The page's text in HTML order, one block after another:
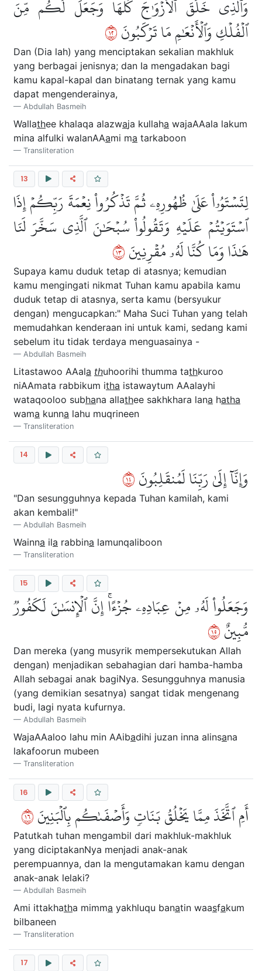
وَٱلَّذِي خَلَقَ ٱلۡأَزۡوَٰجَ كُلَّهَا وَجَعَلَ لَكُم مِّنَ
ٱلۡفُلۡكِ وَٱلۡأَنۡعَٰمِ مَا تَرۡكَبُونَ٢١
Dan (Dia lah) yang menciptakan sekalian makhluk
yang berbagai jenisnya; dan Ia mengadakan bagi
kamu kapal-kapal dan binatang ternak yang kamu
dapat mengenderainya,
Abdullah Basmeih
Wallathee khalaqa alazwaja kullaha wajaAAala lakum
mina alfulki walanAAami ma tarkaboon
Transliteration
13
لِتَسۡتَوُۥاْ عَلَىٰ ظُهُورِهِۦ ثُمَّ تَذۡكُرُواْ نِعۡمَةَ رَبِّكُمۡ إِذَا
ٱسۡتَوَيۡتُمۡ عَلَيۡهِ وَتَقُولُواْ سُبۡحَٰنَ ٱلَّذِي سَخَّرَ لَنَا
هَٰذَا وَمَا كُنَّا لَهُۥ مُقۡرِنِينَ٣١
Supaya kamu duduk tetap di atasnya; kemudian
kamu mengingati nikmat Tuhan kamu apabila kamu
duduk tetap di atasnya, serta kamu (bersyukur
dengan) mengucapkan:" Maha Suci Tuhan yang telah
memudahkan kenderaan ini untuk kami, sedang kami
sebelum itu tidak terdaya menguasainya -
Abdullah Basmeih
Litastawoo AAala thuhoorihi thumma tathkuroo
niAAmata rabbikum itha istawaytum AAalayhi
wataqooloo subhana allathee sakhkhara lana hatha
wama kunna lahu muqrineen
Transliteration
14
وَإِنَّآ إِلَىٰ رَبِّنَا لَمُنقَلِبُونَ٤١
"Dan sesungguhnya kepada Tuhan kamilah, kami
akan kembali!"
Abdullah Basmeih
Wainna ila rabbina lamunqaliboon
Transliteration
15
وَجَعَلُواْ لَهُۥ مِنۡ عِبَادِهِۦ جُزۡءًاۚ إِنَّ ٱلۡإِنسَٰنَ لَكَفُورٞ
مُّبِينٌ٥١
Dan mereka (yang musyrik mempersekutukan Allah
dengan) menjadikan sebahagian dari hamba-hamba
Allah sebagai anak bagiNya. Sesungguhnya manusia
(yang demikian sesatnya) sangat tidak mengenang
budi, lagi nyata kufurnya.
Abdullah Basmeih
WajaAAaloo lahu min AAibadihi juzan inna alinsana
lakafoorun mubeen
Transliteration
16
أَمِ ٱتَّخَذَ مِمَّا يَخۡلُقُ بَنَاتٖ وَأَصۡفَىٰكُم بِٱلۡبَنِينَ٦١
Patutkah tuhan mengambil dari makhluk-makhluk
yang diciptakanNya menjadi anak-anak
perempuannya, dan Ia mengutamakan kamu dengan
anak-anak lelaki?
Abdullah Basmeih
Ami ittakhatha mimma yakhluqu banatin waasfakum
bilbaneen
Transliteration
17